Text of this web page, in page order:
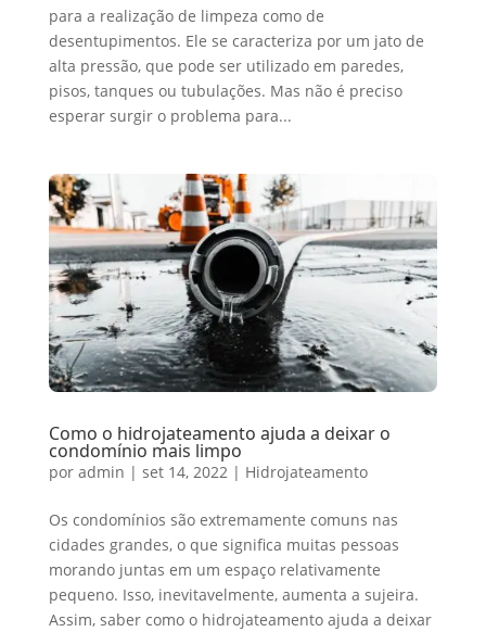
para a realização de limpeza como de
desentupimentos. Ele se caracteriza por um jato de
alta pressão, que pode ser utilizado em paredes,
pisos, tanques ou tubulações. Mas não é preciso
esperar surgir o problema para...
Como o hidrojateamento ajuda a deixar o
condomínio mais limpo
por admin | set 14, 2022| Hidrojateamento
Os condomínios são extremamente comuns nas
cidades grandes, o que significa muitas pessoas
morando juntas em um espaço relativamente
pequeno. Isso, inevitavelmente, aumenta a sujeira.
Assim, saber como o hidrojateamento ajuda a deixar